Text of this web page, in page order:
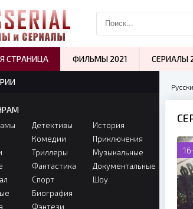
Детективы
Комедии
Триллеры
Фантастика
Спорт
Биография
Фэнтези
История
Приключения
Музыкальные
Документальные
Шоу
СТРАНИЦА ФИЛЬМЫ 2021 СЕРИАЛЫ